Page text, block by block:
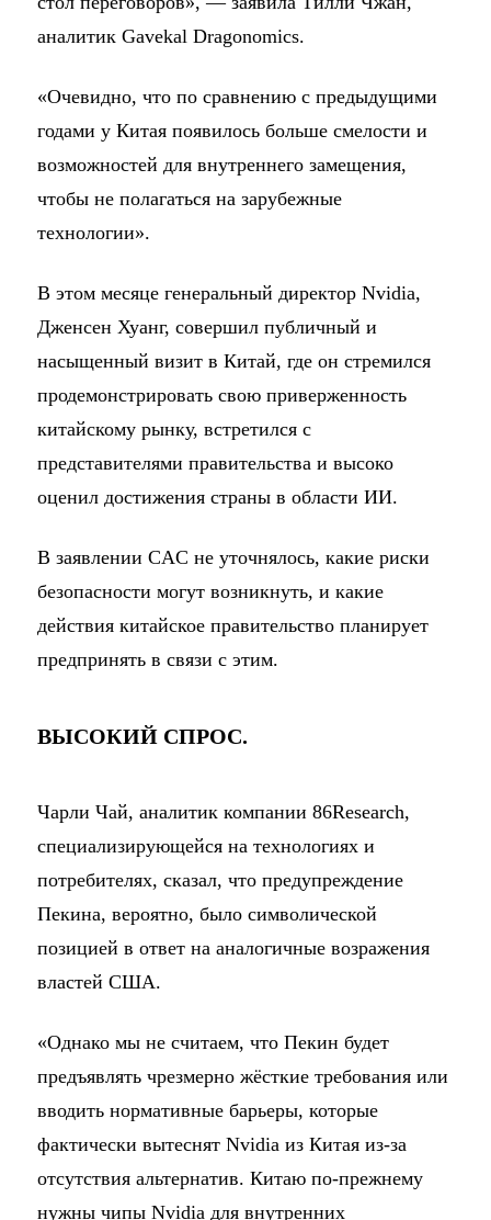
аналитик Gavekal Dragonomics.
«Очевидно, что по сравнению с предыдущими
годами у Китая появилось больше смелости и
возможностей для внутреннего замещения,
чтобы не полагаться на зарубежные
технологии».
В этом месяце генеральный директор Nvidia,
Дженсен Хуанг, совершил публичный и
насыщенный визит в Китай, где он стремился
продемонстрировать свою приверженность
китайскому рынку, встретился с
представителями правительства и высоко
оценил достижения страны в области ИИ.
В заявлении CAC не уточнялось, какие риски
безопасности могут возникнуть, и какие
действия китайское правительство планирует
предпринять в связи с этим.
ВЫСОКИЙ СПРОС.
Чарли Чай, аналитик компании 86Research,
специализирующейся на технологиях и
потребителях, сказал, что предупреждение
Пекина, вероятно, было символической
позицией в ответ на аналогичные возражения
властей США.
«Однако мы не считаем, что Пекин будет
предъявлять чрезмерно жёсткие требования или
вводить нормативные барьеры, которые
фактически вытеснят Nvidia из Китая из-за
отсутствия альтернатив. Китаю по-прежнему
нужны чипы Nvidia для внутренних